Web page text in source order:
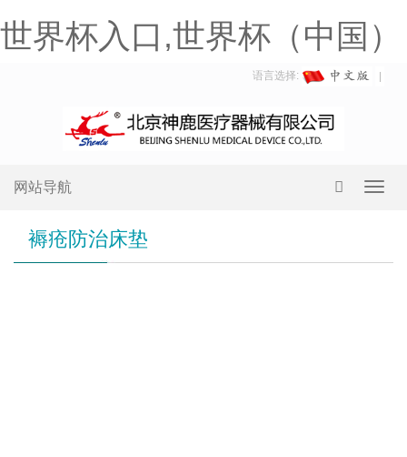
世界杯入口,世界杯（中国）
语言选择:
网站导航
褥疮防治床垫